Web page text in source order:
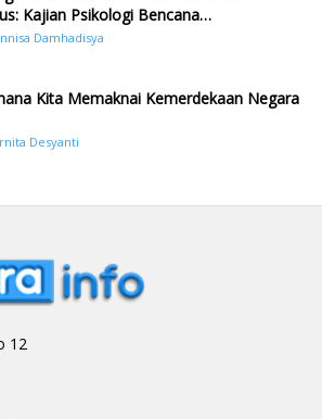
Kajian Psikologi Bencana
di Sumatera Pasca Tragedi
Damhadisya
Kita Memaknai Kemerdekaan Negara
Desyanti
12